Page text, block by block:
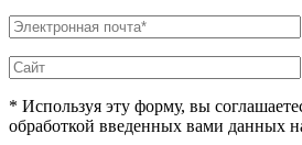
* Используя эту форму, вы
обработкой введенных вами данных